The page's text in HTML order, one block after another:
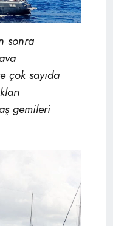
sonra
çok sayıda
gemileri